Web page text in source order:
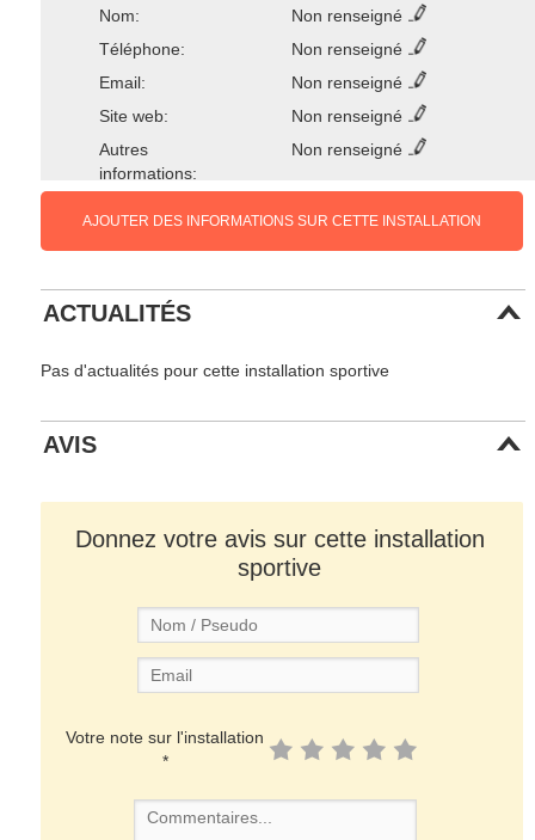
Nom:
Non renseigné
Téléphone:
Non renseigné
Email:
Non renseigné
Site web:
Non renseigné
Autres
informations:
Non renseigné
AJOUTER DES INFORMATIONS SUR CETTE INSTALLATION
ACTUALITÉS
Pas d'actualités pour cette installation sportive
AVIS
Donnez votre avis sur cette installation
sportive
Votre note sur l'installation
*